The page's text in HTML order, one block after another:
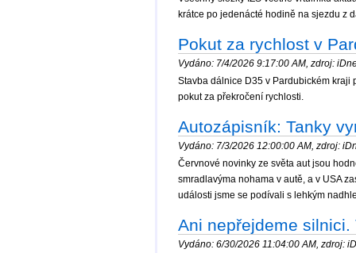
krátce po jedenácté hodině na sjezdu z
Pokut za rychlost v
Vydáno: 7/4/2026 9:17:00 AM, zdroj:
Stavba dálnice D35 v Pardubickém
pokut za překročení rychlosti.
Autozápisník: Tanky
Vydáno: 7/3/2026 12:00:00 AM, zdroj:
Červnové novinky ze světa aut jsou
smradlavýma nohama v autě, a v USA
události jsme se podívali s lehkým
Ani nepřejdeme
Vydáno: 6/30/2026 11:04:00 AM, zdroj: